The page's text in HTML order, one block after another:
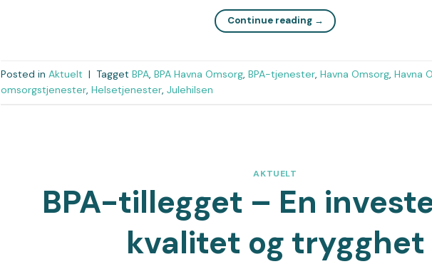
Continue reading →
Posted in Aktuelt | Tagget BPA, BPA Havna Omsorg, BPA-tjenester, Havna Omsorg, Havna
omsorgstjenester, Helsetjenester, Julehilsen
AKTUELT
BPA-tillegget – En
kvalitet og trygghet